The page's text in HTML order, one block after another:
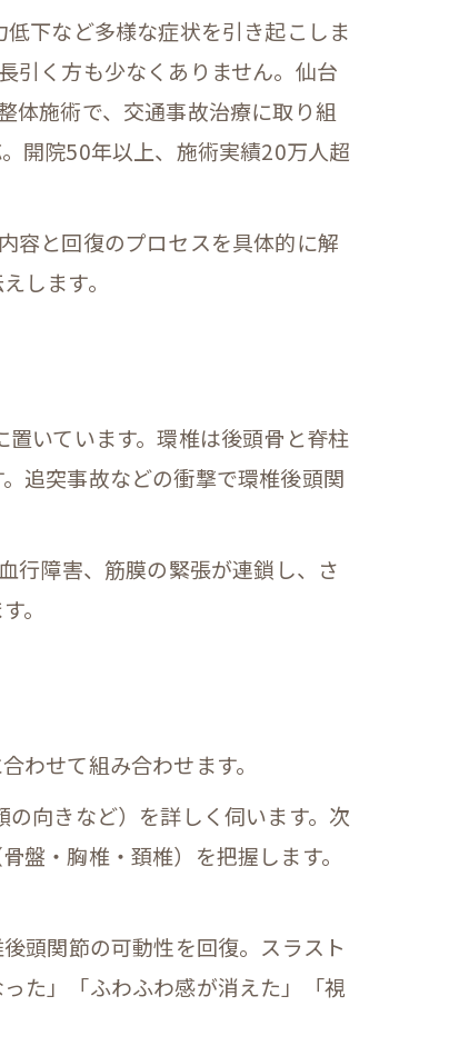
下など多様な症状を引き起こしま
引く方も少なくありません。仙台
体施術で、交通事故治療に取り組
開院50年以上、施術実績20万人超
容と回復のプロセスを具体的に解
します。
いています。環椎は後頭骨と脊柱
追突事故などの衝撃で環椎後頭関
行障害、筋膜の緊張が連鎖し、さ
。
わせて組み合わせます。
向きなど）を詳しく伺います。次
盤・胸椎・頚椎）を把握します。
頭関節の可動性を回復。スラスト
た」「ふわふわ感が消えた」「視